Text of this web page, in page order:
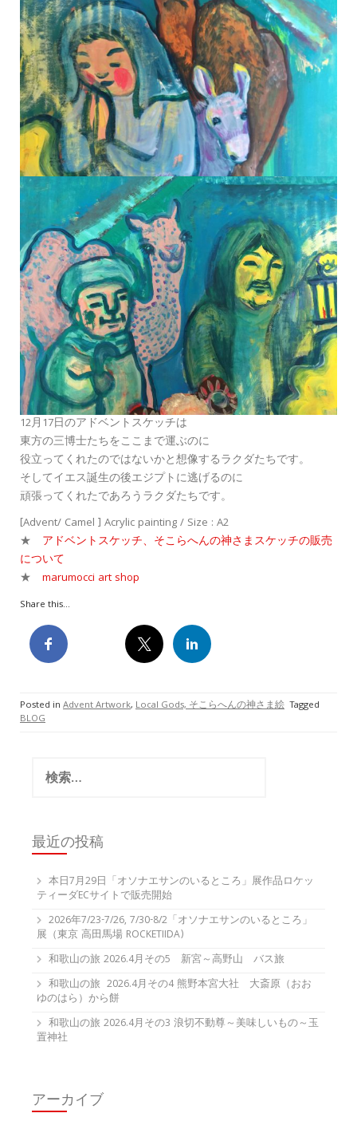
12月17日のアドベントスケッチは
東方の三博士たちをここまで運ぶのに
役立ってくれたのではないかと想像するラクダたちです。
そしてイエス誕生の後エジプトに逃げるのに
頑張ってくれたであろうラクダたちです。
[Advent/ Camel ] Acrylic painting / Size : A2
★ アドベントスケッチ、そこらへんの神さまスケッチの販売
について
★ marumocci art shop
Share this...
Posted in Advent Artwork, Local Gods, そこらへんの神さま絵 Tagged
BLOG
最近の投稿
本日7月29日「オソナエサンのいるところ」展作品ロケッ
ティーダECサイトで販売開始
2026年7/23-7/26, 7/30-8/2「オソナエサンのいるところ」
展（東京 高田馬場 ROCKETIIDA)
和歌山の旅 2026.4月その5 新宮～高野山 バス旅
和歌山の旅 2026.4月その4 熊野本宮大社 大斎原（おお
ゆのはら）から餅
和歌山の旅 2026.4月その3 浪切不動尊～美味しいもの～玉
置神社
アーカイブ